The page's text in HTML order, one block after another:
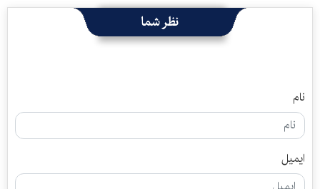
نظر شما
نام
ایمیل